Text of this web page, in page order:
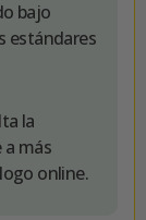
bajo
estándares
la
más
online.